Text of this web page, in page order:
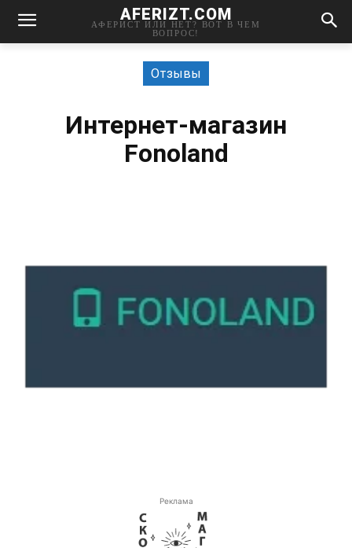
AFERIZT.COM
АФЕРИСТ ИЛИ НЕТ? ВОТ В ЧЕМ
ВОПРОС!
Отзывы
Интернет-магазин
Fonoland
Реклама